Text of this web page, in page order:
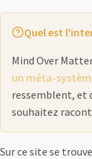
Quel est
Mind Over
un méta-
ressemblent, et
souhaitez
Sur ce site se